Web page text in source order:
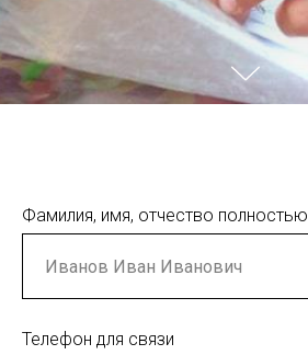
Фамилия, имя, отчество полностью
Телефон для связи